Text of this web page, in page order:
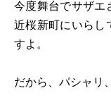
今度舞台でサザエ
近桜新町にいらし
すよ。
だから、パシャリ